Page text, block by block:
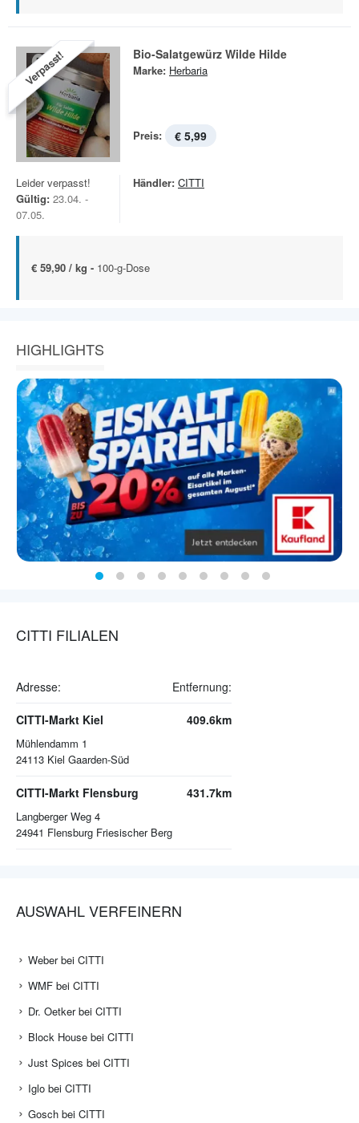
Verpasst! Bio-Salatgewürz Wilde Hilde
Marke: Herbaria
Preis: € 5,99
Leider verpasst!
Gültig: 23.04. -
07.05.
Händler: CITTI
€ 59,90 / kg - 100-g-Dose
HIGHLIGHTS
CITTI FILIALEN
Adresse: Entfernung:
CITTI-Markt Kiel
Mühlendamm 1
24113 Kiel Gaarden-Süd
409.6km
CITTI-Markt Flensburg
Langberger Weg 4
24941 Flensburg Friesischer Berg
431.7km
AUSWAHL VERFEINERN
Weber bei CITTI
WMF bei CITTI
Dr. Oetker bei CITTI
Block House bei CITTI
Just Spices bei CITTI
Iglo bei CITTI
Gosch bei CITTI